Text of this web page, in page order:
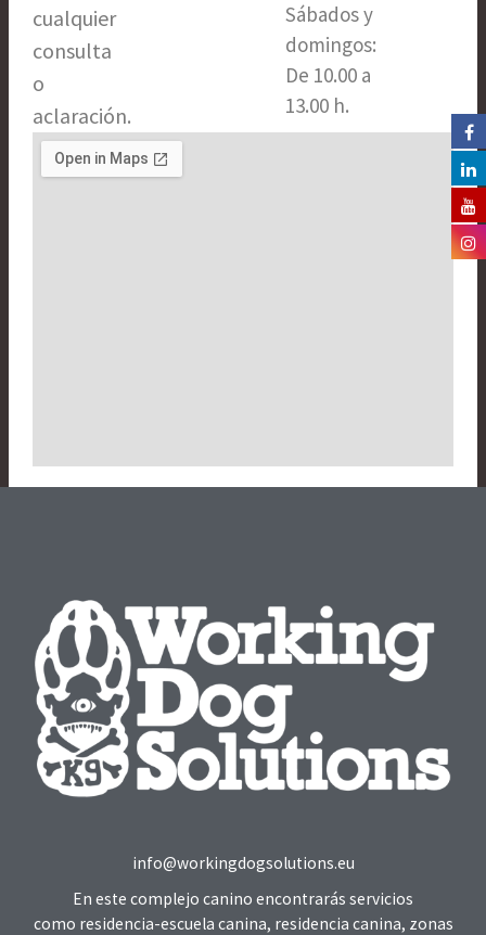
cualquier
consulta
o
aclaración.
Sábados y
domingos:
De 10.00 a
13.00 h.
info@workingdogsolutions.eu
En este complejo canino encontrarás servicios
como residencia-escuela canina, residencia canina, zonas